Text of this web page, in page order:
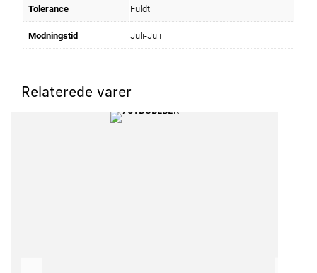
Tolerance Fuldt
Modningstid Juli-Juli
Relaterede varer